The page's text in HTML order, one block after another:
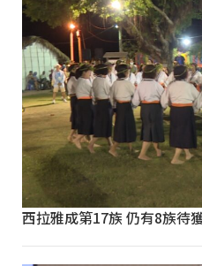
西拉雅成第17族 仍有8族待